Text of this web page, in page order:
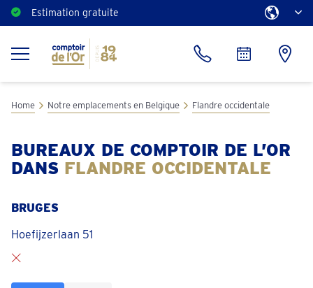
Estimation gratuite
Home Notre emplacements en Belgique Flandre occidentale
BUREAUX DE COMPTOIR DE L’OR
DANS FLANDRE OCCIDENTALE
BRUGES
Hoefijzerlaan 51